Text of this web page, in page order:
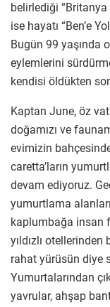
belirlediği “Britanya
ise hayatı “Ben’e
Bugün 99 yaşında
eylemlerini
kendisi öldükten
Kaptan June, öz
doğamızı ve
evimizin
caretta’ların
devam ediyoruz.
yumurtlama
kaplumbağa insan
yıldızlı
rahat yürüsün diye
Yumurtalarından
yavrular, ahşap